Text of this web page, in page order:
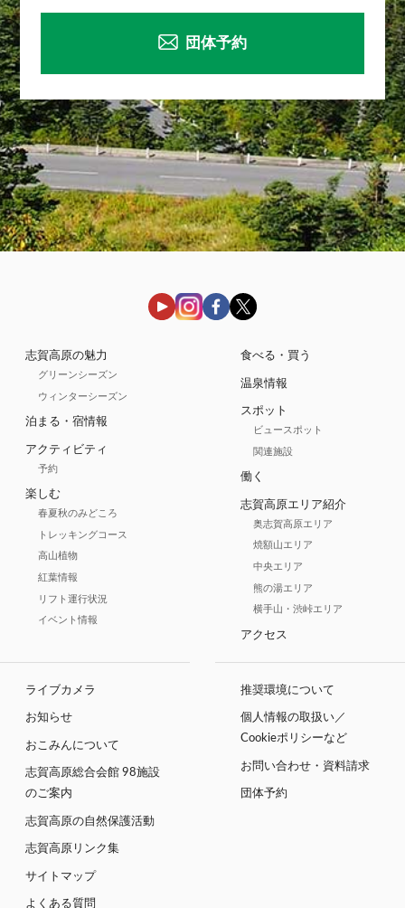
団体予約
志賀高原の魅力
グリーンシーズン
ウィンターシーズン
泊まる・宿情報
アクティビティ
予約
楽しむ
春夏秋のみどころ
トレッキングコース
高山植物
紅葉情報
リフト運行状況
イベント情報
食べる・買う
温泉情報
スポット
ビュースポット
関連施設
働く
志賀高原エリア紹介
奥志賀高原エリア
焼額山エリア
中央エリア
熊の湯エリア
横手山・渋峠エリア
アクセス
ライブカメラ
お知らせ
おこみんについて
志賀高原総合会館 98施設
のご案内
志賀高原の自然保護活動
志賀高原リンク集
サイトマップ
よくある質問
推奨環境について
個人情報の取扱い／
Cookieポリシーなど
お問い合わせ・資料請求
団体予約